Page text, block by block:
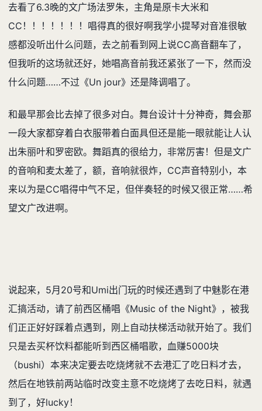
去看了6.3晚的文广场法罗朱，主角是原卡大米和
CC！！！！！！！唱得真的很好啊我学小提琴对音准很敏
感都没听出什么问题，去之前看到网上说CC高音翻车了，
但我听的这场就还好，她唱高音前我还紧张了一下，然而没
什么问题……不过《Un jour》还是降调唱了。
和最早那会比去掉了很多对白。舞台设计十分神奇，舞会那
一段大家都穿着白衣服带着白面具但还是能一眼就能让人认
出朱丽叶和罗密欧。舞蹈真的很给力，非常厉害！但是文广
的音响和麦太差了，额，音响就很炸，CC声音特别小，本
来以为是CC唱得中气不足，但伴奏轻的时候又很正常……希
望文广改进啊。
说起来，5月20号和Umi出门玩的时候还遇到了中魅影在港
汇搞活动，请了前西区桶唱《Music of the Night》，被我
们正正好好踩着点遇到，刚上自动扶梯活动就开始了。我们
只是去买杯饮料都能听到西区桶唱歌，血赚5000块
（bushi）本来决定要去吃烧烤就不去港汇了吃日料才去，
然后在地铁前两站临时改变主意不吃烧烤了去吃日料，就遇
到了，好lucky！